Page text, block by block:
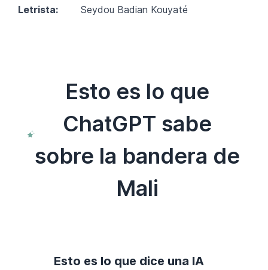
Letrista:
Seydou Badian Kouyaté
Esto es lo que
ChatGPT sabe
sobre la bandera de
Mali
Esto es lo que dice una IA